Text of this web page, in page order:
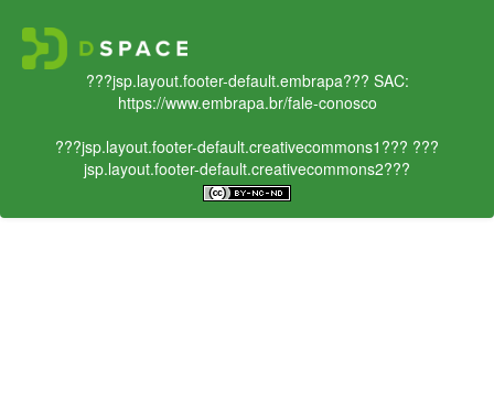
???jsp.layout.footer-default.embrapa??? SAC:
https://www.embrapa.br/fale-conosco
???jsp.layout.footer-default.creativecommons1??? ???
jsp.layout.footer-default.creativecommons2???